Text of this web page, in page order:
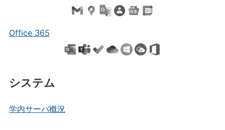
Office 365
システム
学内サーバ概況